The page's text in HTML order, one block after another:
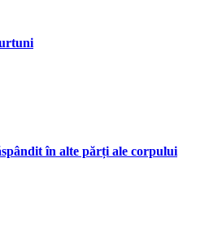
în alte părți ale corpului